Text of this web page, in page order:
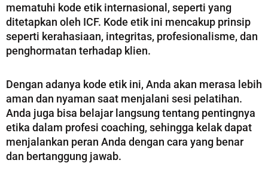
mematuhi kode etik internasional, seperti yang
ditetapkan oleh ICF. Kode etik ini mencakup prinsip
seperti kerahasiaan, integritas, profesionalisme, dan
penghormatan terhadap klien.
Dengan adanya kode etik ini, Anda akan merasa lebih
aman dan nyaman saat menjalani sesi pelatihan.
Anda juga bisa belajar langsung tentang pentingnya
etika dalam profesi coaching, sehingga kelak dapat
menjalankan peran Anda dengan cara yang benar
dan bertanggung jawab.